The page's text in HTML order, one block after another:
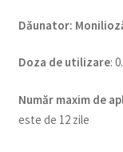
Dăunator:
Doza de utilizare:
Număr maxim de
este de 12 zile